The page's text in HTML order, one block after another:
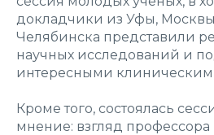
докладчики из Уфы,
Челябинска представили
научных исследований и
интересными
Кроме того, состоялась
мнение: взгляд профессора